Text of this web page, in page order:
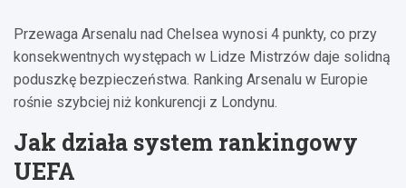
Przewaga Arsenalu nad Chelsea wynosi 4 punkty, co przy
konsekwentnych występach w Lidze Mistrzów daje solidną
poduszkę bezpieczeństwa. Ranking Arsenalu w Europie
rośnie szybciej niż konkurencji z Londynu.
Jak działa system rankingowy
UEFA